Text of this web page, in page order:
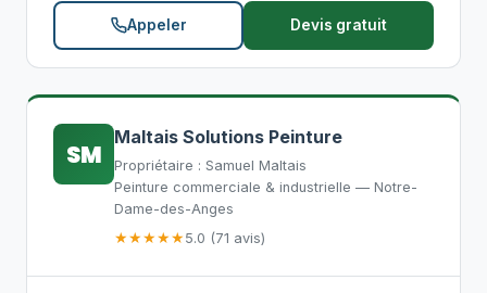
Appeler Devis gratuit
SM
Maltais Solutions Peinture
Propriétaire : Samuel Maltais
Peinture commerciale & industrielle — Notre-
Dame-des-Anges
★★★★★5.0 (71 avis)